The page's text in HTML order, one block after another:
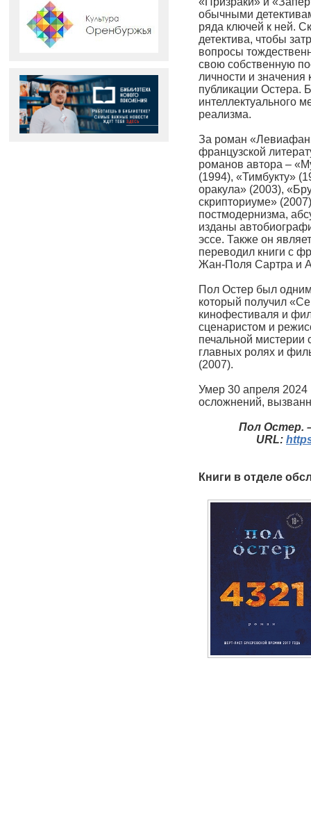
обычными
ряда ключей к ней.
детектива, чтобы
вопросы
свою собственную
личности и значения
публикации Остера.
интеллектуального
реализма.
За роман
французской
романов автора –
(1994), «Тимбукту»
оракула» (2003),
скрипториуме»
постмодернизма,
изданы
эссе. Также он
переводил книги с
Жан-Поля Сартра и
Пол Остер был
который получил
кинофестиваля и
сценаристом и
печальной
главных ролях и
(2007).
Умер 30 апреля 2024
осложнений,
Пол Остер.
URL:
Книги в отделе